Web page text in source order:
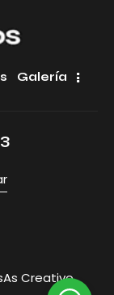
Galería
Creativo